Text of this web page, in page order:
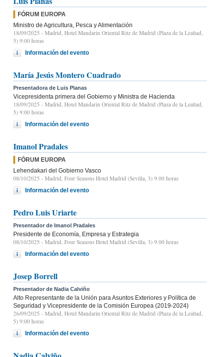
FÓRUM EUROPA
Ministro de Agricultura, Pesca y Alimentación
18/09/2025 - Madrid, Hotel Mandarin Oriental Ritz de Madrid (Plaza de la Lealtad,
5) 9:00 horas
Información del evento
María Jesús Montero Cuadrado
Presentadora de Luis Planas
Vicepresidenta primera del Gobierno y Ministra de Hacienda
18/09/2025 - Madrid, Hotel Mandarin Oriental Ritz de Madrid (Plaza de la Lealtad,
5) 9:00 horas
Información del evento
Imanol Pradales
FÓRUM EUROPA
Lehendakari del Gobierno Vasco
08/10/2025 - Madrid, Four Seasons Hotel Madrid (Sevilla, 3) 9.00 horas
Información del evento
Pedro Luis Uriarte
Presentador de Imanol Pradales
Presidente de Economía, Empresa y Estrategia
08/10/2025 - Madrid, Four Seasons Hotel Madrid (Sevilla, 3) 9.00 horas
Información del evento
Josep Borrell
Presentador de Nadia Calviño
Alto Representante de la Unión para Asuntos Exteriores y Política de
Seguridad y Vicepresidente de la Comisión Europea (2019-2024)
26/09/2025 - Madrid, Hotel Mandarin Oriental Ritz de Madrid (Plaza de la Lealtad,
5) 9:00 horas
Información del evento